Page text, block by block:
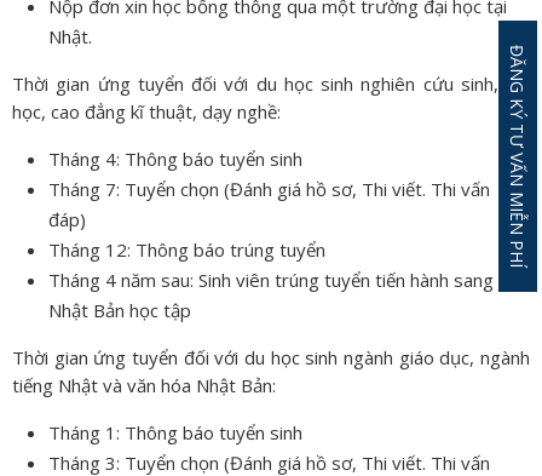
Nộp đơn xin học bổng thông qua một trường đại học tại
Nhật.
Thời gian ứng tuyển đối với du học sinh nghiên cứu sinh, đại
học, cao đẳng kĩ thuật, dạy nghề:
Tháng 4: Thông báo tuyển sinh
Tháng 7: Tuyển chọn (Đánh giá hồ sơ, Thi viết. Thi vấn
đáp)
Tháng 12: Thông báo trúng tuyển
Tháng 4 năm sau: Sinh viên trúng tuyển tiến hành sang
Nhật Bản học tập
Thời gian ứng tuyển đối với du học sinh ngành giáo dục, ngành
tiếng Nhật và văn hóa Nhật Bản:
Tháng 1: Thông báo tuyển sinh
Tháng 3: Tuyển chọn (Đánh giá hồ sơ, Thi viết. Thi vấn
ĐĂNG KÝ TƯ VẤN MIỄN PHÍ